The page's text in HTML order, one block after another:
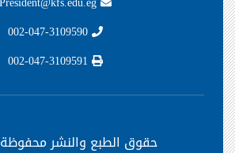
حقوق الطبع والنشر محفوظة